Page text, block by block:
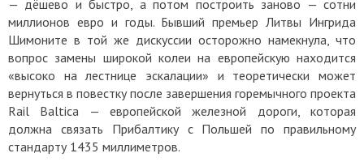
— дёшево и быстро, а потом построить заново — сотни
миллионов евро и годы. Бывший премьер Литвы Ингрида
Шимоните в той же дискуссии осторожно намекнула, что
вопрос замены широкой колеи на европейскую находится
«высоко на лестнице эскалации» и теоретически может
вернуться в повестку после завершения горемычного проекта
Rail Baltica — европейской железной дороги, которая
должна связать Прибалтику с Польшей по правильному
стандарту 1435 миллиметров.